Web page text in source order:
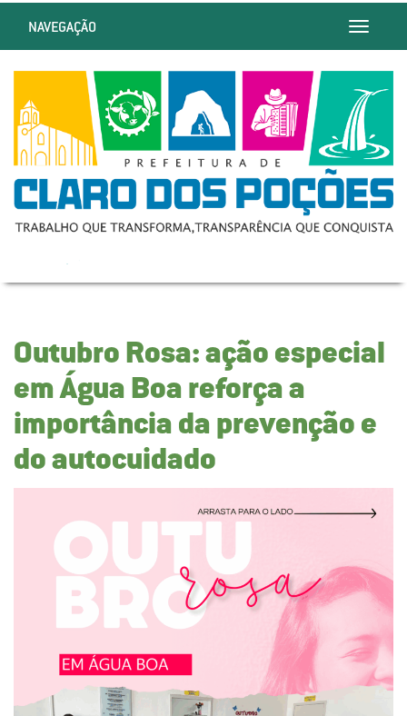
Toggle
NAVEGAÇÃO
Outubro Rosa: ação especial
em Água Boa reforça a
importância da prevenção e
do autocuidado